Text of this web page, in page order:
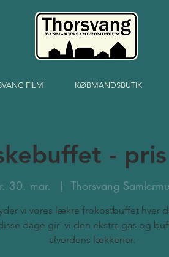
FILM KØBMANDSBUTIK
-
30. mar.
  |
Thorsvang
vi vores lækre frokostbuffet hver
dage gir´ vi den ekstra gas og
alverdens lækkerier.